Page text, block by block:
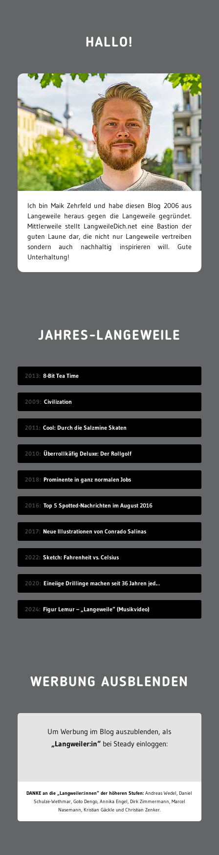
HALLO!
Ich bin Maik Zehrfeld und habe diesen Blog 2006 aus
Langeweile heraus gegen die Langeweile gegründet.
Mittlerweile stellt LangweileDich.net eine Bastion der
guten Laune dar, die nicht nur Langeweile vertreiben
sondern auch nachhaltig inspirieren will. Gute
Unterhaltung!
JAHRES-LANGEWEILE
2013 8-Bit Tea Time
2009 Civilization
2011 Cool: Durch die Salzmine Skaten
2010 Überrollkäfig Deluxe: Der Rollgolf
2018 Prominente in ganz normalen Jobs
2016 Top 5 Spotted-Nachrichten im August 2016
2017 Neue Illustrationen von Conrado Salinas
2022 Sketch: Fahrenheit vs. Celsius
2020 Eineiige Drillinge machen seit 36 Jahren jeden Geburtstag ein Gruppenfoto
2024 Figur Lemur – „Langeweile“ (Musikvideo)
WERBUNG AUSBLENDEN
Um Werbung im Blog auszublenden, als
„Langweiler:in“bei Steady einloggen:
DANKE an die „Langweiler:innen“ der höheren Stufen: Andreas Wedel, Daniel
Schulze-Wethmar, Goto Dengo, Annika Engel, Dirk Zimmermann, Marcel
Nasemann, Kristian Gäckle und Christian Zenker.